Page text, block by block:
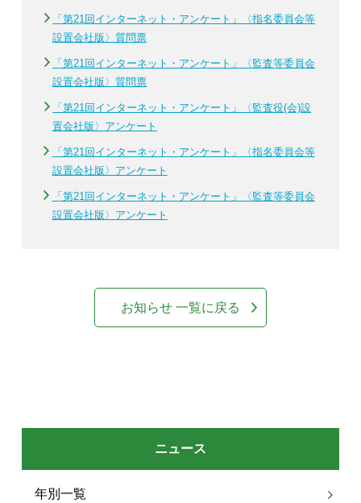
ニュース
年別一覧
「第21回インターネット・アンケート」〈指名委員会等
設置会社版〉質問票
「第21回インターネット・アンケート」〈監査等委員会
設置会社版〉質問票
「第21回インターネット・アンケート」〈監査役(会)設
置会社版〉アンケート
「第21回インターネット・アンケート」〈指名委員会等
設置会社版〉アンケート
「第21回インターネット・アンケート」〈監査等委員会
設置会社版〉アンケート
お知らせ 一覧に戻る